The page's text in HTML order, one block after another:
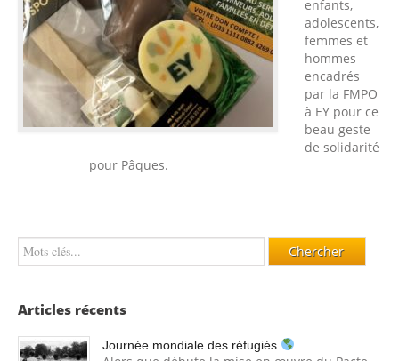
enfants,
adolescents,
femmes et
hommes
encadrés
par la FMPO
à EY pour ce
beau geste
de solidarité
pour Pâques.
Articles récents
Journée mondiale des réfugiés